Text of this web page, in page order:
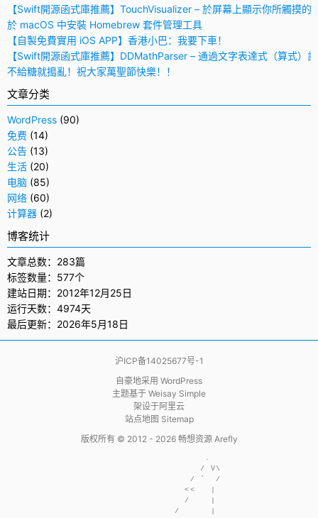
【Swift開源函式庫推薦】TouchVisualizer – 於屏幕上顯示你所觸摸的
於 macOS 中安裝 Homebrew 套件管理工具
【自製免費實用 iOS APP】香港小巴：我要下車！
【Swift開源函式庫推薦】DDMathParser – 通過文字表達式（算式）
不給糖就搗亂！祝大家萬聖節快樂！！
文章分类
WordPress (90)
免费 (14)
公告 (13)
生活 (20)
电脑 (85)
网络 (60)
计算器 (2)
博客统计
文章总数：283篇
标签数量：577个
建站日期：2012年12月25日
运行天数：4974天
最后更新：2026年5月18日
沪ICP备14025677号-1
自豪地采用 WordPress
主题基于 Weisay Simple
架设于阿里云
站点地图 Sitemap
版权所有 © 2012 - 2026 畅想资源 Arefly
                     .
                    / V\
                  / `  /
                 <<   |
                 /    |
               /      |